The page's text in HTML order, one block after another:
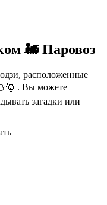
🚂 Паровоз
расположенные
. Вы можете
загадки или